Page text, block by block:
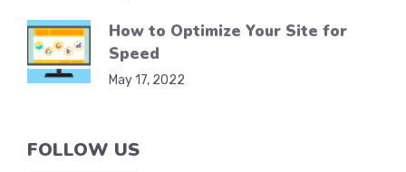
How to Optimize Your Site for
Speed
May 17, 2022
FOLLOW US